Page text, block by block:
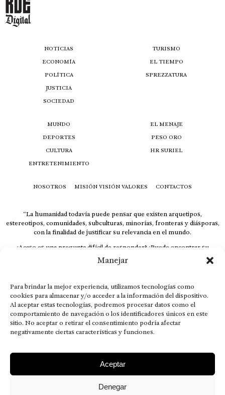
Manejar
Para brindar la mejor experiencia, utilizamos tecnologías como
cookies para almacenar y/o acceder a la información del dispositivo.
Al aceptar estas tecnologías, podremos procesar datos como el
comportamiento de navegación o los identificadores únicos en este
sitio. No aceptar o retirar el consentimiento podría afectar
negativamente ciertas características y funciones.
Aceptar
Denegar
NOTICIAS
ECONOMÍA
POLÍTICA
JUSTICIA
SOCIEDAD
TURISMO
EL TIEMPO
SPREZZATURA
MUNDO
DEPORTES
CULTURA
ENTRETENIMIENTO
EL MENAJE
PESO ORO
HR SURIEL
NOSOTROS MISIÓN VISIÓN VALORES CONTACTOS
“La humanidad todavía puede pensar que existen arquetipos,
estereotipos, comunidades, subculturas, minorías, fronteras y diásporas,
con la finalidad de justificar su relevancia en el mundo.
¿Acaso es una pregunta difícil de responder? ¿Puede encontrar su
respuesta al instante, otorgando al receptor cuestionado espacio y
velocidad suficiente para responder correctamente? De no ser así, el que
El concepto de familia no está limitado exclusivamente a la sangre; seres
que surgen en nuestro diario vivir suelen pesar más que los
emparentados. Más bien, el apego de estas dos versiones de seres
queridos mueve ideales provenientes de sus vivencias.
This is for nuestra gente.” – HRSuriel